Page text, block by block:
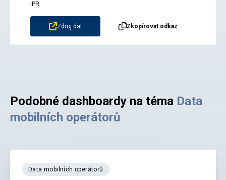
IPR
Zdroj dat Zkopírovat odkaz
Podobné dashboardy na téma Data
mobilních operátorů
Data mobilních operátorů